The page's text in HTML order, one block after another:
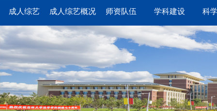
成人综艺 成人综艺概况 师资队伍 学科建设 科